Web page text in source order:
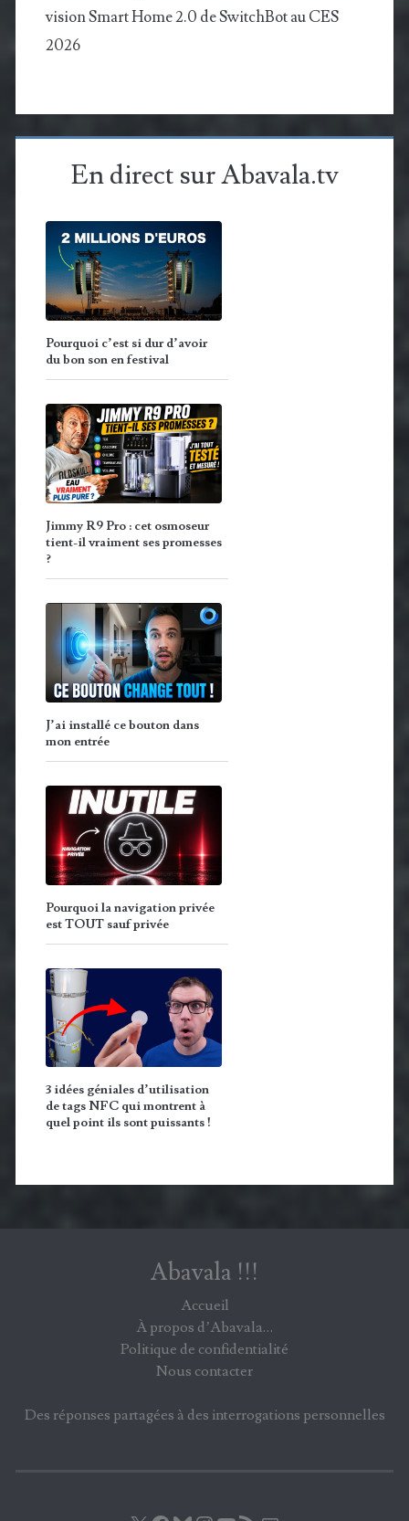
vision Smart Home 2.0 de SwitchBot au CES
2026
En direct sur Abavala.tv
Pourquoi c’est si dur d’avoir
du bon son en festival
Jimmy R9 Pro : cet osmoseur
tient-il vraiment ses promesses
?
J’ai installé ce bouton dans
mon entrée
Pourquoi la navigation privée
est TOUT sauf privée
3 idées géniales d’utilisation
de tags NFC qui montrent à
quel point ils sont puissants !
Abavala !!!
Accueil
À propos d’Abavala…
Politique de confidentialité
Nous contacter
Des réponses partagées à des interrogations personnelles
X Facebook
Bluesky
Instagram
YouTube
Flux RSS